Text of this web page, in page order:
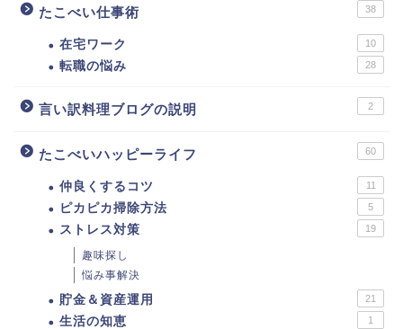
たこべい仕事術 38
在宅ワーク 10
転職の悩み 28
言い訳料理ブログの説明 2
たこべいハッピーライフ 60
仲良くするコツ 11
ピカピカ掃除方法 5
ストレス対策 19
趣味探し
悩み事解決
貯金＆資産運用 21
生活の知恵 1